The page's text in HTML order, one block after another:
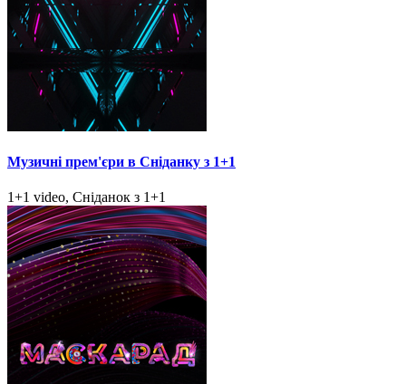
Музичні прем'єри в Сніданку з 1+1
1+1 video, Сніданок з 1+1